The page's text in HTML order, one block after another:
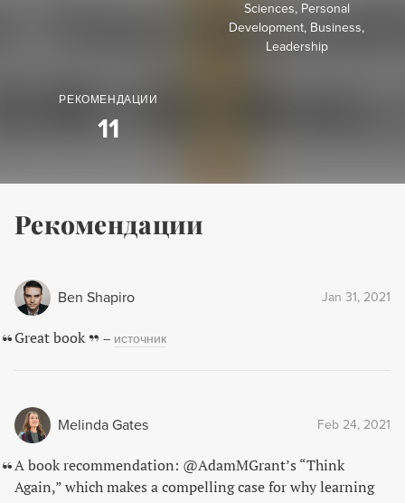
Sciences Personal
Development Business
Leadership
РЕКОМЕНДАЦИИ
11
Рекомендации
Ben Shapiro Jan 31, 2021
Great book – источник
Melinda Gates Feb 24, 2021
A book recommendation: @AdamMGrant’s “Think
Again,” which makes a compelling case for why learning